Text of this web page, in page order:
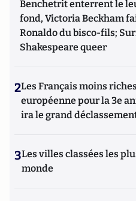
Benchetrit enterrent le
fond, Victoria Beckham
Ronaldo du bisco-fils;
Shakespeare queer
2Les Français moins
européenne pour la 3e
ira le grand
3Les villes classées les
monde